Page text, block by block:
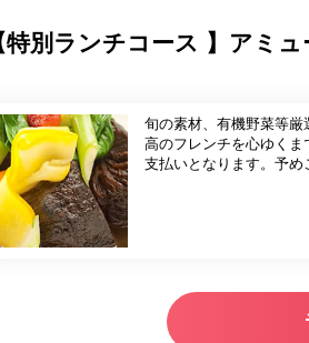
特別ランチコース 】アミ
旬の素材、有機野菜等
高のフレンチを心ゆくまでご堪能ください。 お時間は二時間
支払いとなります。予め